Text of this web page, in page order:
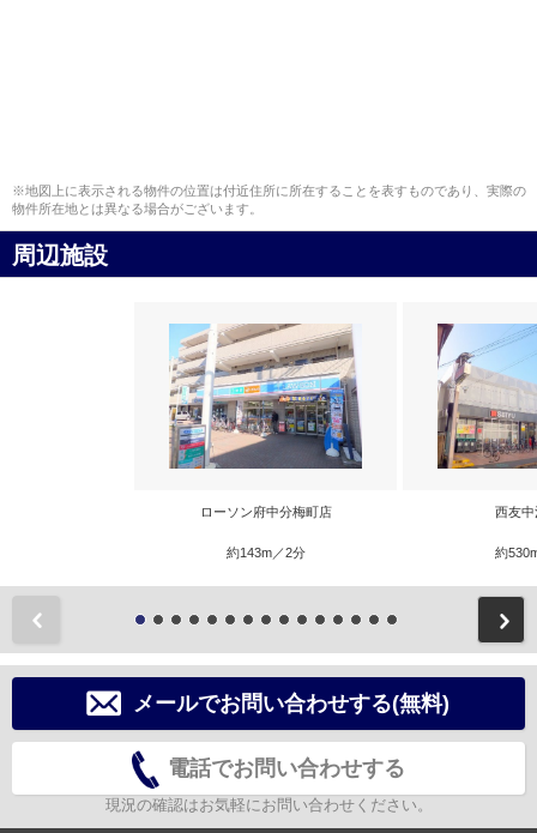
※地図上に表示される物件の位置は付近住所に所在することを表すものであり、実際の
物件所在地とは異なる場合がございます。
周辺施設
ローソン府中分梅町店
約143m／2分
西友中
約
メールでお問い合わせする(無料)
電話でお問い合わせする
現況の確認はお気軽にお問い合わせください。